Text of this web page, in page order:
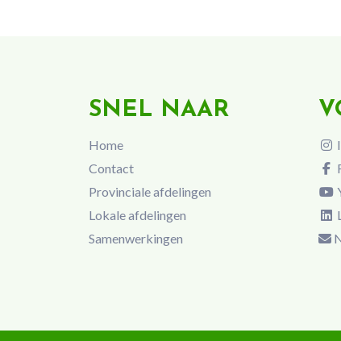
SNEL NAAR
Home
Contact
Provinciale afdelingen
Lokale afdelingen
Samenwerkingen